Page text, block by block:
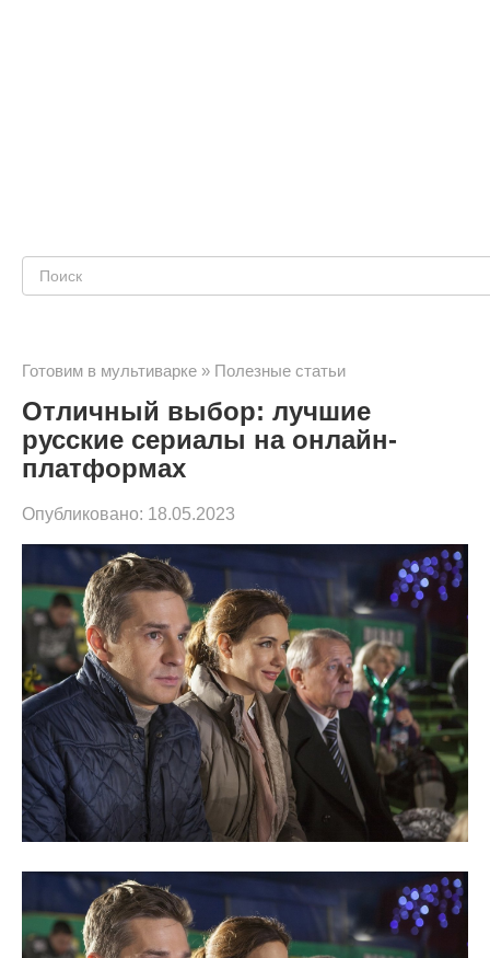
Поиск:
Готовим в мультиварке » Полезные статьи
Отличный выбор: лучшие
русские сериалы на онлайн-
платформах
Опубликовано: 18.05.2023